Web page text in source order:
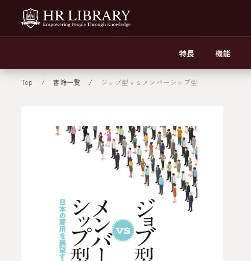
特長 機能
Top 書籍一覧 ジョブ型ｖｓメンバーシップ型